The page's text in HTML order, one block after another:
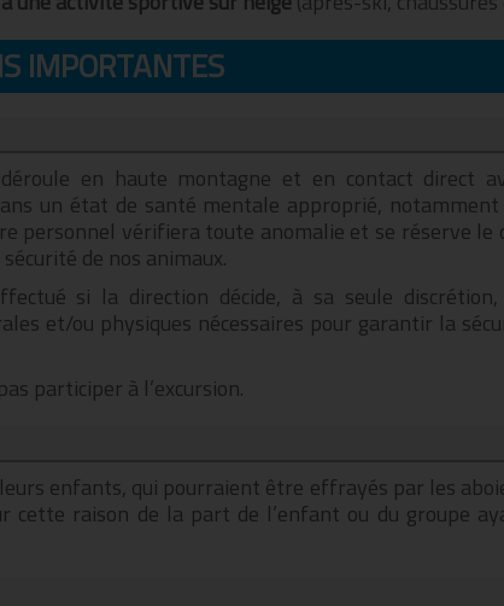
IMPORTANTES
en haute montagne et en contact direct
un état de santé mentale approprié,
personnel vérifiera toute anomalie et se réserve
de nos animaux.
si la direction décide, à sa seule
et/ou physiques nécessaires pour garantir la
participer à l’excursion.
enfants, qui pourraient être effrayés par les
cette raison de la part de l’enfant ou du groupe